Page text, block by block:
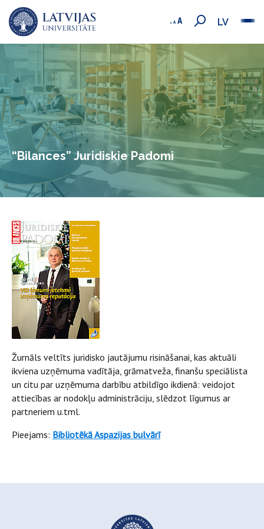
LV
“Bilances” Juridiskie Padomi
Žurnāls veltīts juridisko jautājumu risināšanai, kas aktuāli
ikviena uzņēmuma vadītāja, grāmatveža, finanšu speciālista
un citu par uzņēmuma darbību atbildīgo ikdienā: veidojot
attiecības ar nodokļu administrāciju, slēdzot līgumus ar
partneriem u.tml.
Pieejams: Bibliotēkā Aspazijas bulvārī